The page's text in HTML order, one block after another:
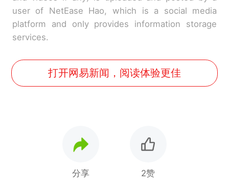
user of NetEase Hao, which is a social media
platform and only provides information storage
services.
打开网易新闻，阅读体验更佳
分享 2赞